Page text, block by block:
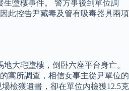
墮樓事件。 警方事後到單位調
此控告尹藏毒及管有吸毒器具兩項
大宅墮樓，倒卧六座平台身亡。
寓所調查，相信女事主從尹單位的
檢獲遺書，卻在單位內檢獲12.5克